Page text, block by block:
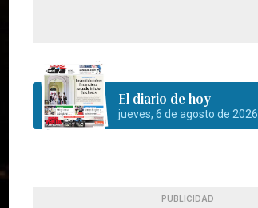
El diario de hoy
jueves, 6 de agosto de 2026
PUBLICIDAD